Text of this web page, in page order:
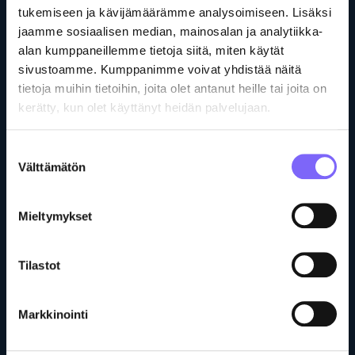
tukemiseen ja kävijämäärämme analysoimiseen. Lisäksi
jaamme sosiaalisen median, mainosalan ja analytiikka-
alan kumppaneillemme tietoja siitä, miten käytät
sivustoamme. Kumppanimme voivat yhdistää näitä
tietoja muihin tietoihin, joita olet antanut heille tai joita on
kerätty, kun olet käyttänyt heidän palvelujaan.
valinta
Välttämätön
Mieltymykset
Tilastot
Markkinointi
(laaja 16:9, pysty 9:16 ja neliö 1:1)
Neuvomme tarvittaessa videoiden julkaisussa
Lisäpalvelut, kuten mainosspotit ja valokuvat
ovat sovittavissa erikseen.
Sopiiko asiakastarinavideo
Rakentaa luottamusta asiakkaisiin
Erottua kilpailijoista